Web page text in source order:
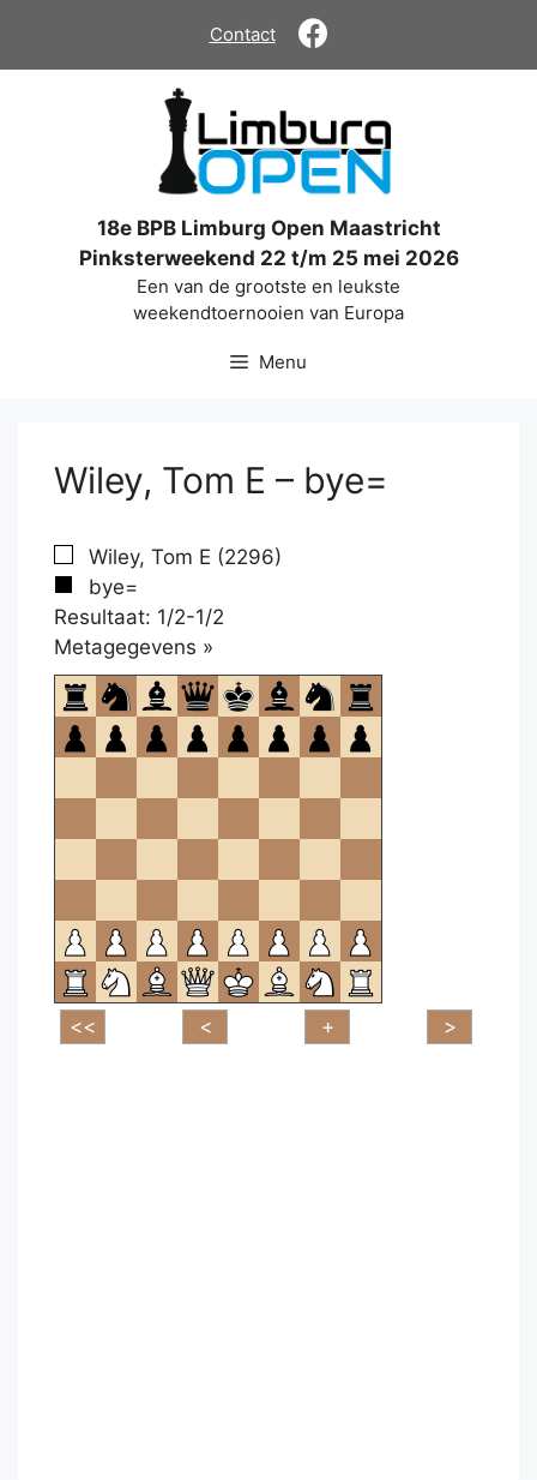
de
Contact
18e BPB Limburg Open Maastricht
Pinksterweekend 22 t/m 25 mei 2026
Een van de grootste en leukste
weekendtoernooien van Europa
Menu
Wiley, Tom E – bye=
Wiley, Tom E (2296)
bye=
Resultaat: 1/2-1/2
Metagegevens »
om
te
openen.